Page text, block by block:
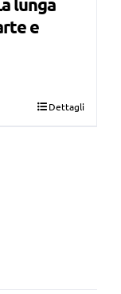
e
Dettagli